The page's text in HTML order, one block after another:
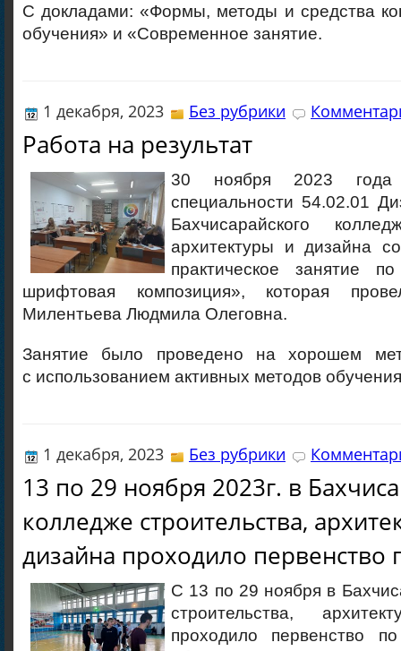
С докладами: «Формы, методы и средства
обучения» и «Современное занятие.
1 декабря, 2023 Без рубрики
Работа на результат
30 ноября 2023
специальности 54.02.01
Бахчисарайского
архитектуры и дизайна
практическое занятие
шрифтовая композиция», которая
Милентьева Людмила Олеговна.
Занятие было проведено на хорошем
с использованием активных методов
1 декабря, 2023 Без рубрики
13 по 29 ноября 2023г. в
колледже строительства,
дизайна проходило первенство
С 13 по 29 ноября в
строительства,
проходило первенство